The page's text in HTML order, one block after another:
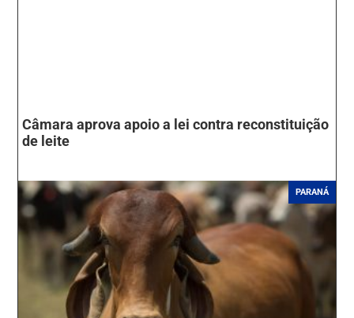
Câmara aprova apoio a lei contra reconstituição
de leite
PARANÁ